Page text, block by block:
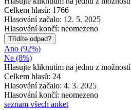
Celkem hlasů: 1766
Hlasování začalo: 12. 5. 2025
Hlasování končí: neomezeno
Třídíte odpad?
Ano (92%)
Ne (8%)
Hlasujte kliknutím na jednu z možností
Celkem hlasů: 24
Hlasování začalo: 4. 3. 2025
Hlasování končí: neomezeno
seznam všech anket